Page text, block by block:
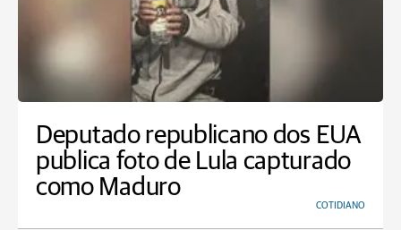
Deputado republicano dos EUA
publica foto de Lula capturado
como Maduro
COTIDIANO